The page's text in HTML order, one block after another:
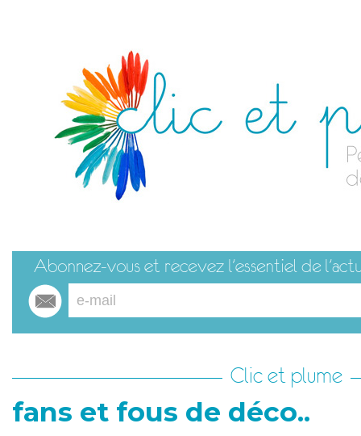
Clic et plume
fans et fous de déco..